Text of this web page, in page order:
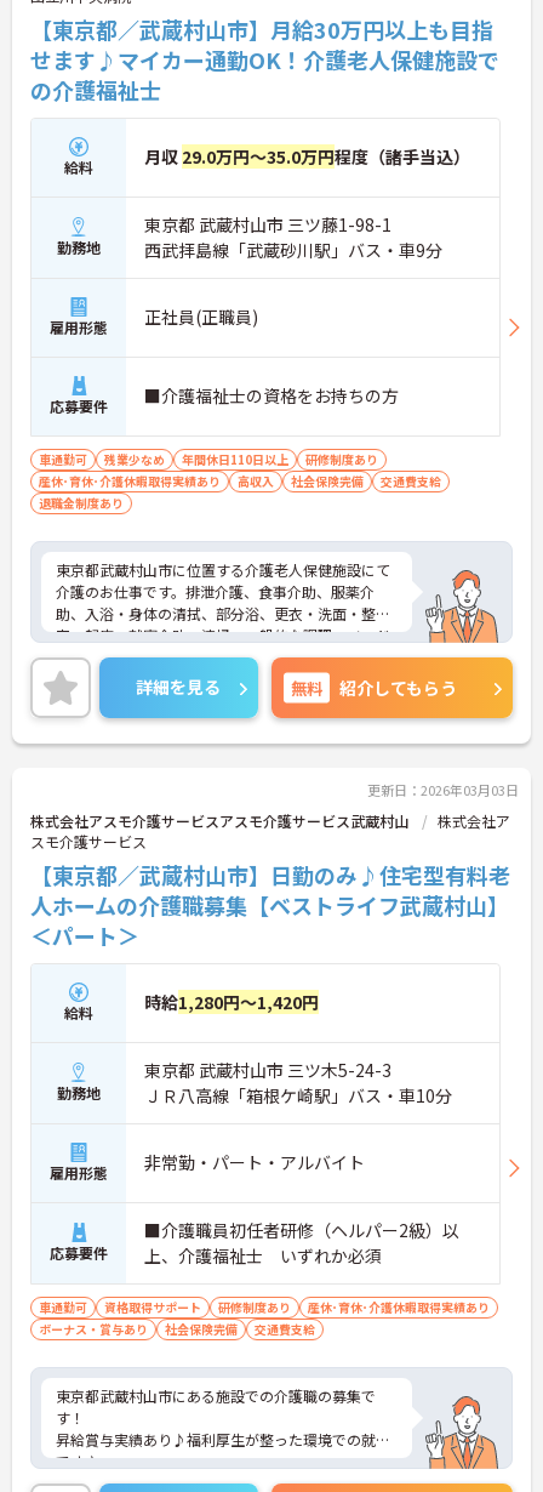
【東京都／武蔵村山市】月給30万円以上も目指
せます♪マイカー通勤OK！介護老人保健施設で
の介護福祉士
給料 月収 29.0万円～35.0万円程度（諸手当込）
勤務地
東京都 武蔵村山市 三ツ藤1-98-1
西武拝島線「武蔵砂川駅」バス・車9分
雇用形態 正社員(正職員)
応募要件 ■介護福祉士の資格をお持ちの方
車通勤可 残業少なめ 年間休日110日以上
研修制度あり
産休･育休･介護休暇取得実績あり
高収入 社会保険完備
交通費支給
退職金制度あり
東京都武蔵村山市に位置する介護老人保健施設にて
介護のお仕事です。排泄介護、食事介助、服薬介
助、入浴・身体の清拭、部分浴、更衣・洗面・整
容、起床・就寝介助、清掃、一般的な調理、ベッド
メイク、買物、薬の受取りなどを行います。入所定
員は148名で、通所リハビリテーションは40名で
す。残業は少なめで、月に0～5時間程度です。年間
休日は116日で、4週8休制です。福利厚生も充実し
ており、退職金制度や食事支給もあります。興味の
詳細を見る 無料 紹介してもらう
更新日：2026年03月03日
株式会社アスモ介護サービスアスモ介護サービス武蔵村山
株式会社ア
スモ介護サービス
【東京都／武蔵村山市】日勤のみ♪住宅型有料老
人ホームの介護職募集【ベストライフ武蔵村山】
＜パート＞
給料 時給1,280円～1,420円
勤務地
東京都 武蔵村山市 三ツ木5-24-3
ＪＲ八高線「箱根ケ崎駅」バス・車10分
雇用形態 非常勤・パート・アルバイト
応募要件
■介護職員初任者研修（ヘルパー2級）以
上、介護福祉士 いずれか必須
車通勤可 資格取得サポート 研修制度あり
産休･育休･介護休暇取得実績あり
ボーナス・賞与あり
社会保険完備 交通費支給
東京都武蔵村山市にある施設での介護職の募集で
す！
昇給賞与実績あり♪福利厚生が整った環境での就業
です♪
ご興味がある方はご面接のポイントをお伝えします